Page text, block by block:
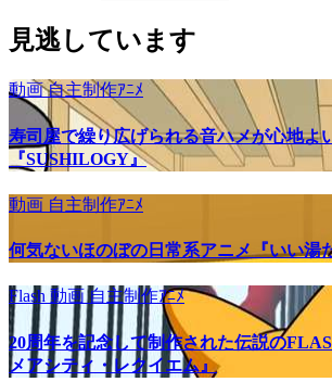
見逃しています
動画自主制作ｱﾆﾒ
寿司屋で繰り広げられる音ハメが心地よ
『SUSHILOGY』
動画 自主制作ｱﾆﾒ
何気ないほのぼの日常系アニメ『いい湯
Flash 動画自主制作ｱﾆﾒ
20周年を記念して制作された伝説の
メアシティ・レクイエム』